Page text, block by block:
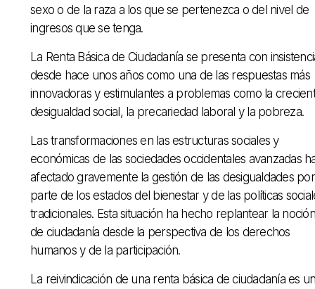
sexo o de la raza a los que se pertenezca o del nivel de
ingresos que se tenga.
La Renta Básica de Ciudadanía se presenta con
desde hace unos años como una de las respuestas más
innovadoras y estimulantes a problemas como la
desigualdad social, la precariedad laboral y la pobreza.
Las transformaciones en las estructuras sociales y
económicas de las sociedades occidentales avanzadas
afectado gravemente la gestión de las desigualdades por
parte de los estados del bienestar y de las políticas
tradicionales. Esta situación ha hecho replantear la noción
de ciudadanía desde la perspectiva de los derechos
humanos y de la participación.
La reivindicación de una renta básica de ciudadanía es